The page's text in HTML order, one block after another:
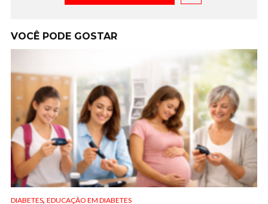
VOCÊ PODE GOSTAR
DIABETES, EDUCAÇÃO EM DIABETES